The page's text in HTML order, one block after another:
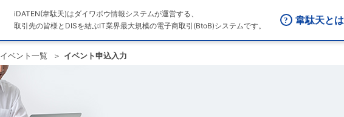
iDATEN(韋駄天)はダイワボウ情報システムが運営する、
取引先の皆様とDISを結ぶIT業界最大規模の電子商取引(BtoB)システムです。
韋駄天とは
イベント一覧 イベント申込入力